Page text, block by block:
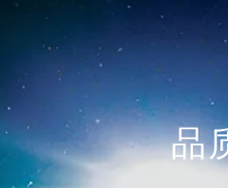
品